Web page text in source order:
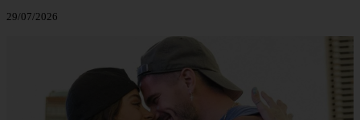
29/07/2026